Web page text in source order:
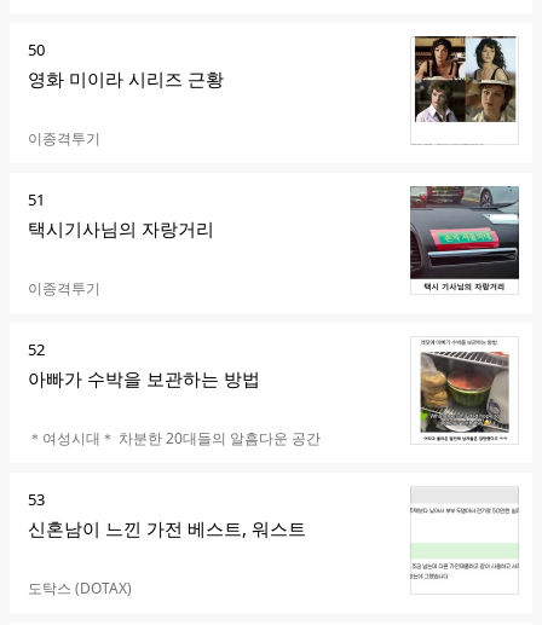
순
위
50
영화 미이라 시리즈 근황
카페명
이종격투기
순
위
51
택시기사님의 자랑거리
카페명
이종격투기
순
위
52
아빠가 수박을 보관하는 방법
카페명
＊여성시대＊ 차분한 20대들의 알흠다운 공간
순
위
53
신혼남이 느낀 가전 베스트, 워스트
카페명
도탁스 (DOTAX)